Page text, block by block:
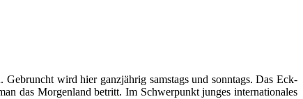
wird hier ganzjährig samstags und sonntags. Das Eck-
das Morgenland betritt. Im Schwerpunkt junges internationales